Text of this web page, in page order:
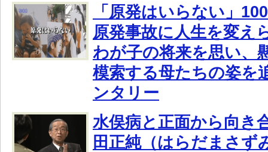
「原発はいらない」
原発事故に人生を変え
わが子の将来を思い、
模索する母たちの姿を
ンタリー
水俣病と正面から向き
田正純（はらだまさず